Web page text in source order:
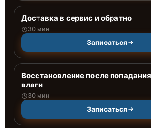
Доставка в сервис и обратно
30 мин
Записаться
Восстановление после попадания
влаги
30 мин
Записаться